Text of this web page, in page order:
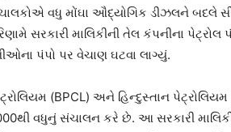
વધુ મોંઘા ઔદ્યોગિક ડીઝલને બદલે
સરકારી માલિકીની તેલ કંપનીના પેટ્રોલ
પંપો પર વેચાણ ઘટવા લાગ્યું.
(BPCL) અને હિન્દુસ્તાન
વધુનું સંચાલન કરે છે. આ સરકારી